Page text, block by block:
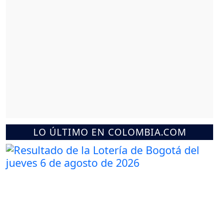
LO ÚLTIMO EN COLOMBIA.COM